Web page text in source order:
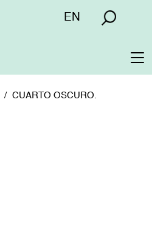
Menú
EN
CUARTO OSCURO.